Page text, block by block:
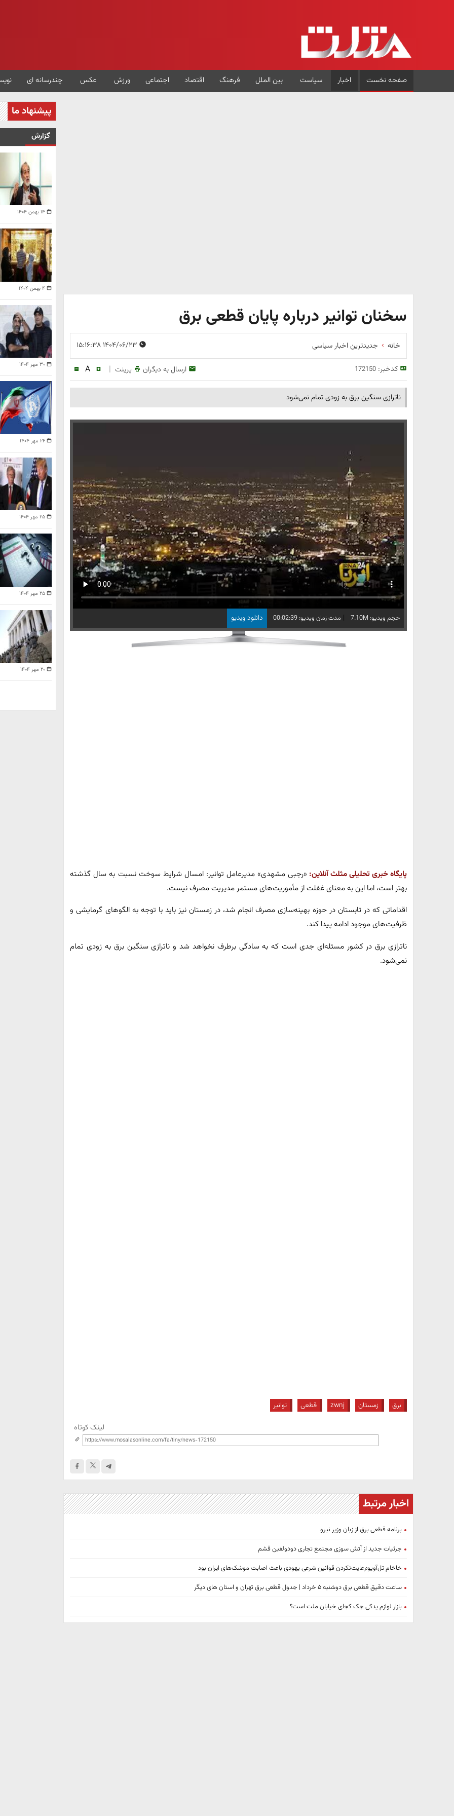
صفحه نخست اخبار سیاست بین الملل فرهنگ اقتصاد اجتماعی ورزش عکس چندرسانه ای
سخنان توانیر درباره پایان قطعی برق
خانه جدیدترین اخبار سیاسی
کدخبر:172150 ارسال به دیگران پرینت |
A
ناترازی سنگین برق به زودی تمام نمی‌شود
حجم ویدیو: 7.10M | مدت زمان ویدیو: 00:02:39 دانلود ویدیو
پایگاه خبری تحلیلی مثلث آنلاین: «رجبی مشهدی» مدیرعامل توانیر: امسال شرایط سوخت نسبت به سال گذشته
بهتر است، اما این به معنای غفلت از مأموریت‌های مستمر مدیریت مصرف نیست.
اقداماتی که در تابستان در حوزه بهینه‌سازی مصرف انجام شد، در زمستان نیز باید با توجه به الگوهای گرمایشی و
ظرفیت‌های موجود ادامه پیدا کند.
ناترازی برق در کشور مسئله‌ای جدی است که به سادگی برطرف نخواهد شد و ناترازی سنگین برق به زودی تمام
نمی‌شود.
برق زمستان zwnj قطعی توانیر
لینک کوتاه
اخبار مرتبط
برنامه قطعی برق از زبان وزیر نیرو
جرئیات جدید از آتش سوزی مجتمع تجاری دودولفین قشم
خاخام تل‌آویو:رعایت‌نکردن قوانین شرعی یهودی باعث اصابت موشک‌های ایران بود
ساعت دقیق قطعی برق دوشنبه ۵ خرداد | جدول قطعی برق تهران و استان های دیگر
بازار لوازم یدکی جک کجای خیابان ملت است؟
پیشنهاد ما
گزارش
۱۴ بهمن ۱۴۰۴
۴ بهمن ۱۴۰۴
۳۰ مهر ۱۴۰۴
۲۶ مهر ۱۴۰۴
۲۵ مهر ۱۴۰۴
۲۵ مهر ۱۴۰۴
۲۰ مهر ۱۴۰۴